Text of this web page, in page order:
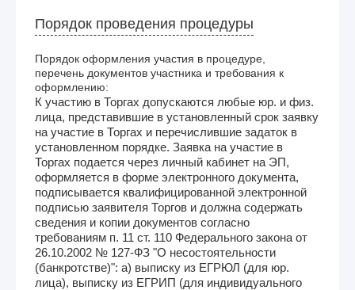
Порядок проведения процедуры
Порядок оформления участия в процедуре,
перечень документов участника и требования к
оформлению:
К участию в Торгах допускаются любые юр. и физ.
лица, представившие в установленный срок заявку
на участие в Торгах и перечислившие задаток в
установленном порядке. Заявка на участие в
Торгах подается через личный кабинет на ЭП,
оформляется в форме электронного документа,
подписывается квалифицированной электронной
подписью заявителя Торгов и должна содержать
сведения и копии документов согласно
требованиям п. 11 ст. 110 Федерального закона от
26.10.2002 № 127-ФЗ "О несостоятельности
(банкротстве)": а) выписку из ЕГРЮЛ (для юр.
лица), выписку из ЕГРИП (для индивидуального